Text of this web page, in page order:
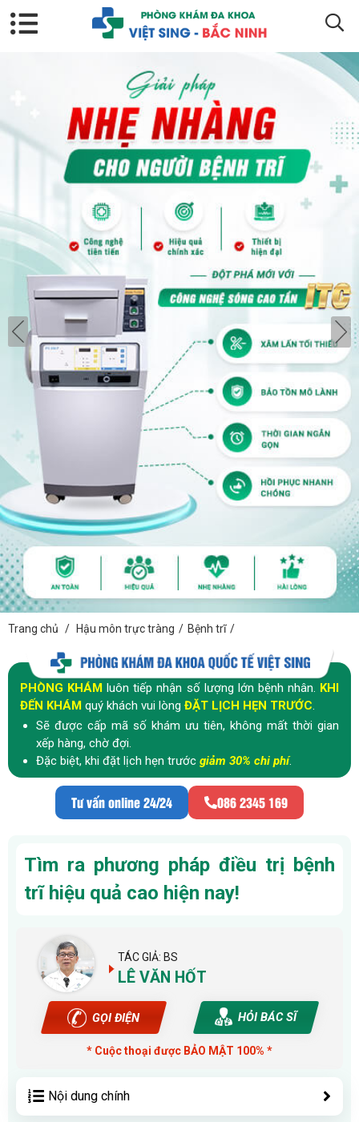
Trang chủ / Hậu môn trực tràng / Bệnh trĩ /
PHÒNG KHÁM luôn tiếp nhận số lượng lớn bệnh nhân. KHI
ĐẾN KHÁM quý khách vui lòng ĐẶT LỊCH HẸN TRƯỚC.
Sẽ được cấp mã số khám ưu tiên, không mất thời gian
xếp hàng, chờ đợi.
Đặc biệt, khi đặt lịch hẹn trước giảm 30% chi phí.
Tư vấn online 24/24 086 2345 169
Tìm ra phương pháp điều trị bệnh
trĩ hiệu quả cao hiện nay!
TÁC GIẢ: BS
LÊ VĂN HỐT
GỌI ĐIỆN HỎI BÁC SĨ
* Cuộc thoại được BẢO MẬT 100% *
Nội dung chính